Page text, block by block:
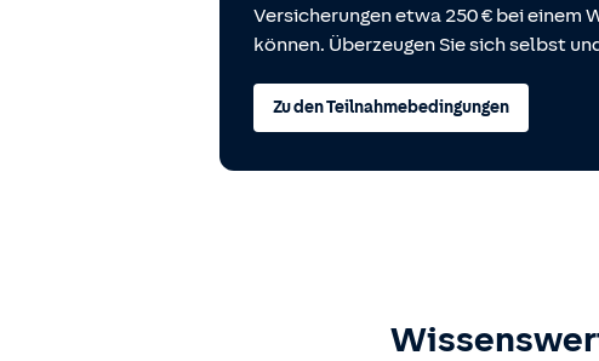
Versicherungen etwa 250 € bei einem
können. Überzeugen Sie sich selbst
Zu den Teilnahmebedingungen